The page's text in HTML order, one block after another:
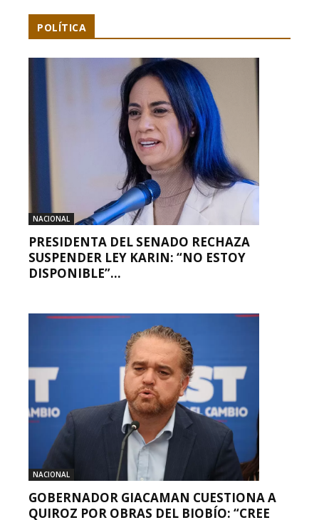
POLÍTICA
NACIONAL
PRESIDENTA DEL SENADO RECHAZA
SUSPENDER LEY KARIN: “NO ESTOY
DISPONIBLE”...
NACIONAL
GOBERNADOR GIACAMAN CUESTIONA A
QUIROZ POR OBRAS DEL BIOBÍO: “CREE